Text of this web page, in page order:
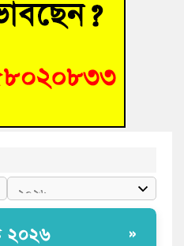
বিচার করেন, জনগণ আপনাদের
জুলাই গণঅভ্যুত্থান দিবসের
২০২৬ »